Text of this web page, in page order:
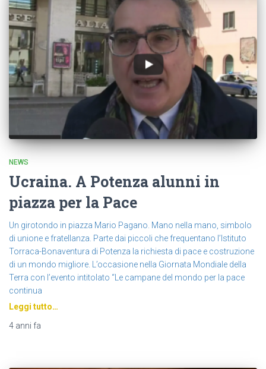
NEWS
Ucraina. A Potenza alunni in
piazza per la Pace
Un girotondo in piazza Mario Pagano. Mano nella mano, simbolo
di unione e fratellanza. Parte dai piccoli che frequentano l’Istituto
Torraca-Bonaventura di Potenza la richiesta di pace e costruzione
di un mondo migliore. L’occasione nella Giornata Mondiale della
Terra con l’evento intitolato “Le campane del mondo per la pace
continua
Leggi tutto…
4 anni fa